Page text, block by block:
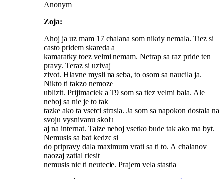
Anonym
Zoja:
Ahoj ja uz mam 17 chalana som nikdy nemala. Tiez si
casto pridem skareda a
kamaratky toez velmi nemam. Netrap sa raz pride ten
pravy. Teraz si uzivaj
zivot. Hlavne mysli na seba, to osom sa naucila ja.
Nikto ti takzo nemoze
ublizit. Prijimaciek a T9 som sa tiez velmi bala. Ale
neboj sa nie je to tak
tazke ako ta vsetci strasia. Ja som sa napokon dostala na
svoju vysnivanu skolu
aj na internat. Talze neboj vsetko bude tak ako ma byt.
Nemusis sa bat kedze si
do pripravy dala maximum vrati sa ti to. A chalanov
naozaj zatial riesit
nemusis nic ti neutecie. Prajem vela stastia